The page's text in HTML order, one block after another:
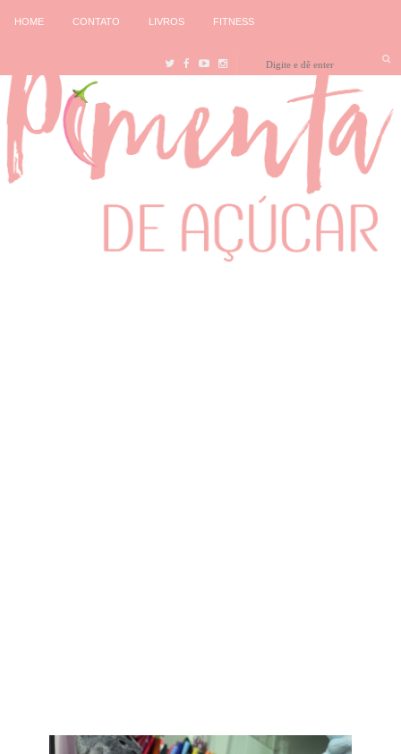
HOME CONTATO LIVROS FITNESS